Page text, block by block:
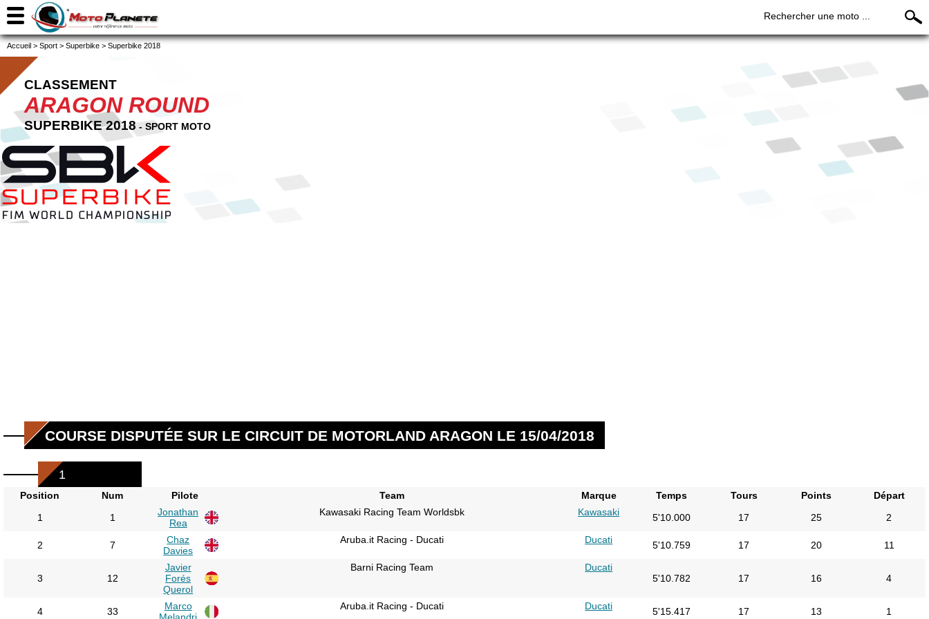
Rechercher une moto ...
Accueil > Sport > Superbike > Superbike 2018
CLASSEMENT
ARAGON ROUND
SUPERBIKE 2018 - SPORT MOTO
COURSE DISPUTÉE SUR LE CIRCUIT DE MOTORLAND ARAGON LE 15/04/2018
1
Position Num Pilote Team Marque Temps Tours Points
Départ
1
1
Jonathan
Rea
Kawasaki Racing Team Worldsbk Kawasaki 5'10.000 17 25 2
2 7
Chaz
Davies
Aruba.it Racing - Ducati Ducati 5'10.759 17 20 11
3 12
Javier
Forés
Querol
Barni Racing Team
Ducati
5'10.782
17 16 4
4 33
Marco
Aruba.it Racing - Ducati Ducati 5'15.417 17 13 1